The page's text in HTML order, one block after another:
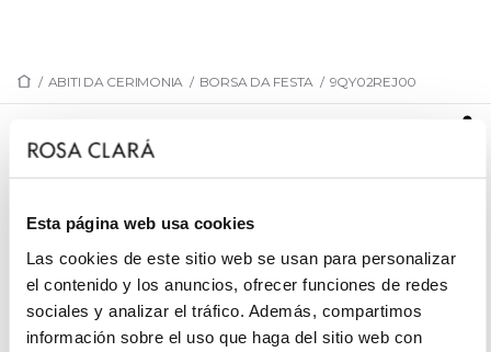
Esta página web usa cookies
Las cookies de este sitio web se usan para personalizar
el contenido y los anuncios, ofrecer funciones de redes
sociales y analizar el tráfico. Además, compartimos
información sobre el uso que haga del sitio web con
/ ABITI DA CERIMONIA / BORSA DA FESTA / 9QY02REJ00
9QY02REJ00
scomparto.
PRENOTA UN APPUNTAMENTO